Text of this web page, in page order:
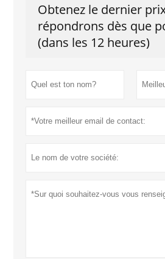
Obtenez le dernier
répondrons dès que
(dans les 12 heures)